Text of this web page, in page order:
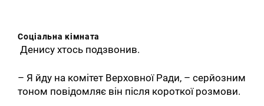
Соціальна кімната
Денису хтось подзвонив.
– Я йду на комітет Верховної Ради, – серйозним
тоном повідомляє він після короткої розмови.